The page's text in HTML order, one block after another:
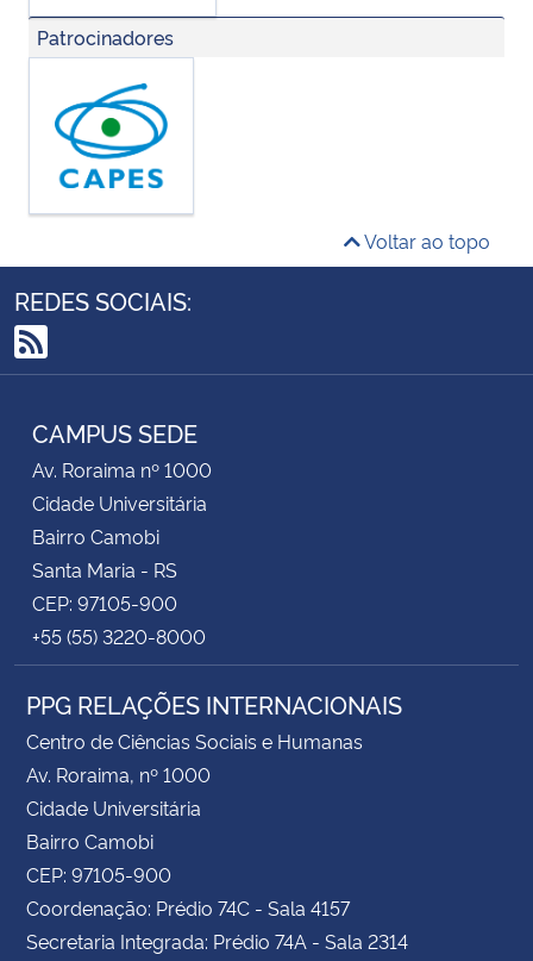
Patrocinadores
Voltar ao topo
REDES SOCIAIS:
RSS
CAMPUS SEDE
Av. Roraima nº 1000
Cidade Universitária
Bairro Camobi
Santa Maria - RS
CEP: 97105-900
+55 (55) 3220-8000
PPG RELAÇÕES INTERNACIONAIS
Centro de Ciências Sociais e Humanas
Av. Roraima, nº 1000
Cidade Universitária
Bairro Camobi
CEP: 97105-900
Coordenação: Prédio 74C - Sala 4157
Secretaria Integrada: Prédio 74A - Sala 2314